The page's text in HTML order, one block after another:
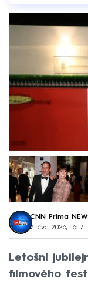
CNN Prima
7. čvc 2026, 16:17
Letošní
filmového